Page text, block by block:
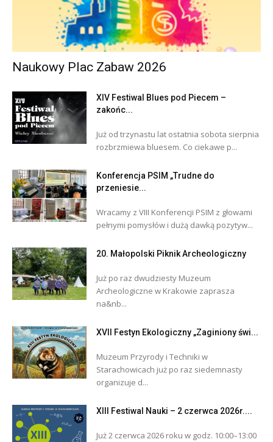
Naukowy Plac Zabaw 2026
XIV Festiwal Blues pod Piecem –
zakońc...
Już od trzynastu lat ostatnia sobota sierpnia
rozbrzmiewa bluesem. Co ciekawe p...
Konferencja PSIM „Trudne do
przeniesie...
Wracamy z VIII Konferencji PSIM z głowami
pełnymi pomysłów i dużą dawką pozytyw...
20. Małopolski Piknik Archeologiczny
Już po raz dwudziesty Muzeum
Archeologiczne w Krakowie zaprasza
na&nb...
XVII Festyn Ekologiczny „Zaginiony świ...
Muzeum Przyrody i Techniki w
Starachowicach już po raz siedemnasty
organizuje d...
XIII Festiwal Nauki – 2 czerwca 2026r....
Już 2 czerwca 2026 roku w godz. 10:00–13:00